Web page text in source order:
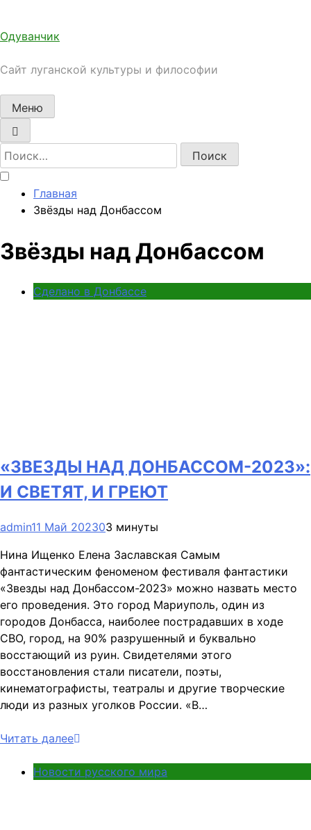
содержимому
Одуванчик
Сайт луганской культуры и философии
Меню
Найти:
Главная
Звёзды над Донбассом
Звёзды над Донбассом
Сделано в Донбассе
«ЗВЕЗДЫ НАД ДОНБАССОМ-2023»:
И СВЕТЯТ, И ГРЕЮТ
admin11 Май 202303 минуты
Нина Ищенко Елена Заславская Самым
фантастическим феноменом фестиваля фантастики
«Звезды над Донбассом-2023» можно назвать место
его проведения. Это город Мариуполь, один из
городов Донбасса, наиболее пострадавших в ходе
СВО, город, на 90% разрушенный и буквально
восстающий из руин. Свидетелями этого
восстановления стали писатели, поэты,
кинематографисты, театралы и другие творческие
люди из разных уголков России. «В…
Читать далее
Новости русского мира